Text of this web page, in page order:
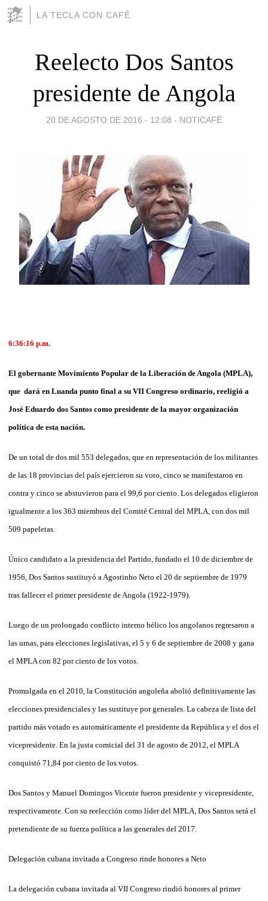
LA TECLA CON CAFÉ
Reelecto Dos Santos
presidente de Angola
20 DE AGOSTO DE 2016 - 12:08 - NOTICAFÉ
6:36:16 p.m.
El gobernante Movimiento Popular de la Liberación de Angola (MPLA),
que dará en Luanda punto final a su VII Congreso ordinario, reeligió a
José Eduardo dos Santos como presidente de la mayor organización
política de esta nación.
De un total de dos mil 553 delegados, que en representación de los militantes
de las 18 provincias del país ejercieron su voto, cinco se manifestaron en
contra y cinco se abstuvieron para el 99,6 por ciento. Los delegados eligieron
igualmente a los 363 miembros del Comité Central del MPLA, con dos mil
509 papeletas.
Único candidato a la presidencia del Partido, fundado el 10 de diciembre de
1956, Dos Santos sustituyó a Agostinho Neto el 20 de septiembre de 1979
tras fallecer el primer presidente de Angola (1922-1979).
Luego de un prolongado conflicto interno bélico los angolanos regresaron a
las urnas, para elecciones legislativas, el 5 y 6 de septiembre de 2008 y gana
el MPLA con 82 por ciento de los votos.
Promulgada en el 2010, la Constitución angoleña abolió definitivamente las
elecciones presidenciales y las sustituye por generales. La cabeza de lista del
partido más votado es automáticamente el presidente da República y el dos el
vicepresidente. En la justa comicial del 31 de agosto de 2012, el MPLA
conquistó 71,84 por ciento de los votos.
Dos Santos y Manuel Domingos Vicente fueron presidente y vicepresidente,
respectivamente. Con su reelección como líder del MPLA, Dos Santos será el
pretendiente de su fuerza política a las generales del 2017.
Delegación cubana invitada a Congreso rinde honores a Neto
La delegación cubana invitada al VII Congreso rindió honores al primer